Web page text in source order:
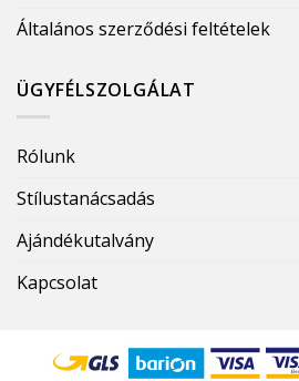
Általános szerződési feltételek
ÜGYFÉLSZOLGÁLAT
Rólunk
Stílustanácsadás
Ajándékutalvány
Kapcsolat